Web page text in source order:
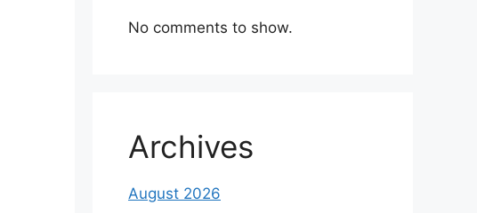
No comments to show.
Archives
August 2026